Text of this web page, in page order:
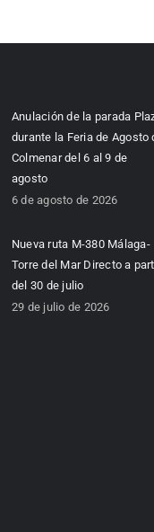
Anulación de la parada
durante la Feria de Agosto
Colmenar del 6 al 9 de
agosto
6 de agosto de 2026
Nueva ruta M-380 Málaga-
Torre del Mar Directo a
del 30 de julio
29 de julio de 2026